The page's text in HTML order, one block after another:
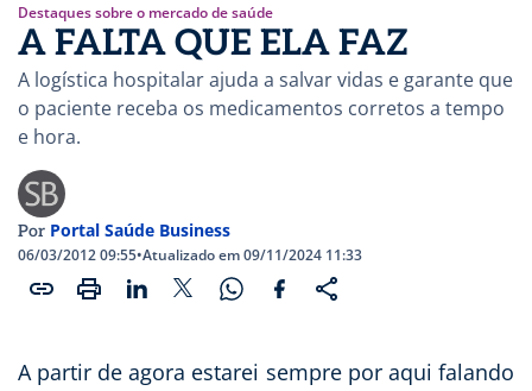
Destaques sobre o mercado de saúde
A FALTA QUE ELA FAZ
A logística hospitalar ajuda a salvar vidas e garante que
o paciente receba os medicamentos corretos a tempo
e hora.
Por Portal Saúde Business
06/03/2012 09:55•Atualizado em 09/11/2024 11:33
A partir de agora estarei sempre por aqui falando